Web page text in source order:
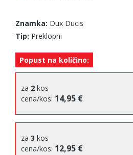
Znamka: Dux Ducis
Tip: Preklopni
Popust na količino:
za 2 kos
cena/kos: 14,95 €
za 3 kos
cena/kos: 12,95 €